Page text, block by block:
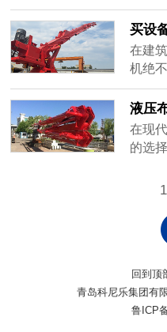
的研
到了
构质
的不
面临
度受
得不
外，
间要
买设
压布
定制
在建
机绝
更是
的提
时，
数，
后“
进度
点，
液压
远不
在现
的选
把控
作为
业，
带来
全周
布料
1
回到顶
青岛科尼乐集团有
鲁ICP